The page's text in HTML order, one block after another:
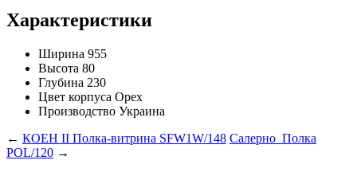
Характеристики
Ширина 955
Высота 80
Глубина 230
Цвет корпуса Орех
Производство Украина
← КОЕН ІІ Полка-витрина SFW1W/148 Салерно_Полка
POL/120 →